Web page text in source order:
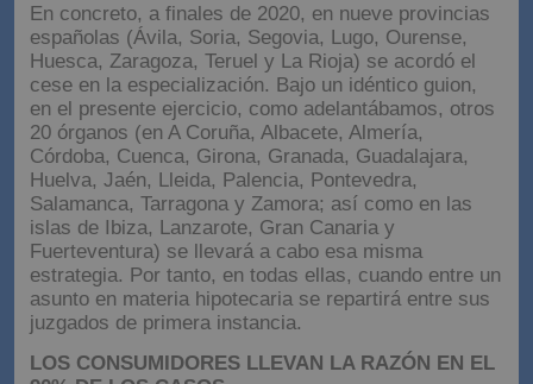
En concreto, a finales de 2020, en nueve provincias
españolas (Ávila, Soria, Segovia, Lugo, Ourense,
Huesca, Zaragoza, Teruel y La Rioja) se acordó el
cese en la especialización. Bajo un idéntico guion,
en el presente ejercicio, como adelantábamos, otros
20 órganos (en A Coruña, Albacete, Almería,
Córdoba, Cuenca, Girona, Granada, Guadalajara,
Huelva, Jaén, Lleida, Palencia, Pontevedra,
Salamanca, Tarragona y Zamora; así como en las
islas de Ibiza, Lanzarote, Gran Canaria y
Fuerteventura) se llevará a cabo esa misma
estrategia. Por tanto, en todas ellas, cuando entre un
asunto en materia hipotecaria se repartirá entre sus
juzgados de primera instancia.
LOS CONSUMIDORES LLEVAN LA RAZÓN EN EL